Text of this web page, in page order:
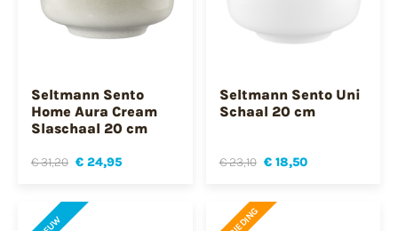
Seltmann Sento
Home Aura Cream
Slaschaal 20 cm
€ 31,20 € 24,95
Seltmann Sento Uni
Schaal 20 cm
€ 23,10 € 18,50